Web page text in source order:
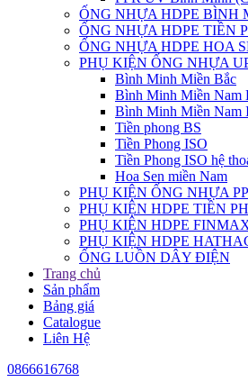
ỐNG NHỰA HDPE BÌNH
ỐNG NHỰA HDPE TIỀN
ỐNG NHỰA HDPE HOA
PHỤ KIỆN ỐNG NHỰA
Bình Minh Miền Bắc
Bình Minh Miền Nam
Bình Minh Miền Nam
Tiền phong BS
Tiền Phong ISO
Tiền Phong ISO hệ
Hoa Sen miền Nam
PHỤ KIỆN ỐNG NHỰA
PHỤ KIỆN HDPE TIỀN
PHỤ KIỆN HDPE
PHỤ KIỆN HDPE
ỐNG LUỒN DÂY ĐIỆN
Trang chủ
Sản phẩm
Bảng giá
Catalogue
Liên Hệ
0866616768